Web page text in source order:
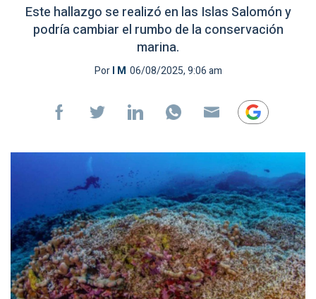
Este hallazgo se realizó en las Islas Salomón y
podría cambiar el rumbo de la conservación
marina.
PorI M 06/08/2025, 9:06 am